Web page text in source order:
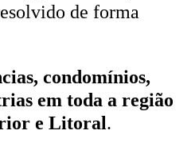
de forma
condomínios,
em toda a região
e Litoral.